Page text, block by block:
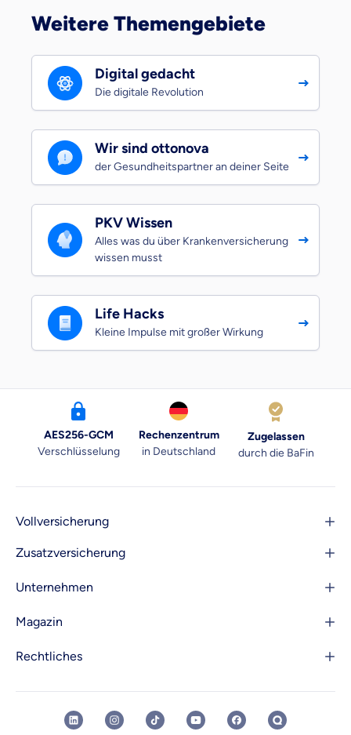
Weitere Themengebiete
Digital gedacht
Die digitale Revolution
Wir sind ottonova
der Gesundheitspartner an deiner Seite
PKV Wissen
Alles was du über Krankenversicherung
wissen musst
Life Hacks
Kleine Impulse mit großer Wirkung
AES256-GCM
Verschlüsselung
Rechenzentrum
in Deutschland
Zugelassen
durch die BaFin
Vollversicherung
Zusatzversicherung
Unternehmen
Magazin
Rechtliches